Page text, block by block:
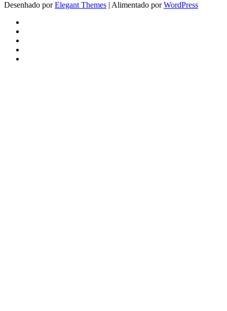
Desenhado porElegant Themes | Alimentado porWordPress